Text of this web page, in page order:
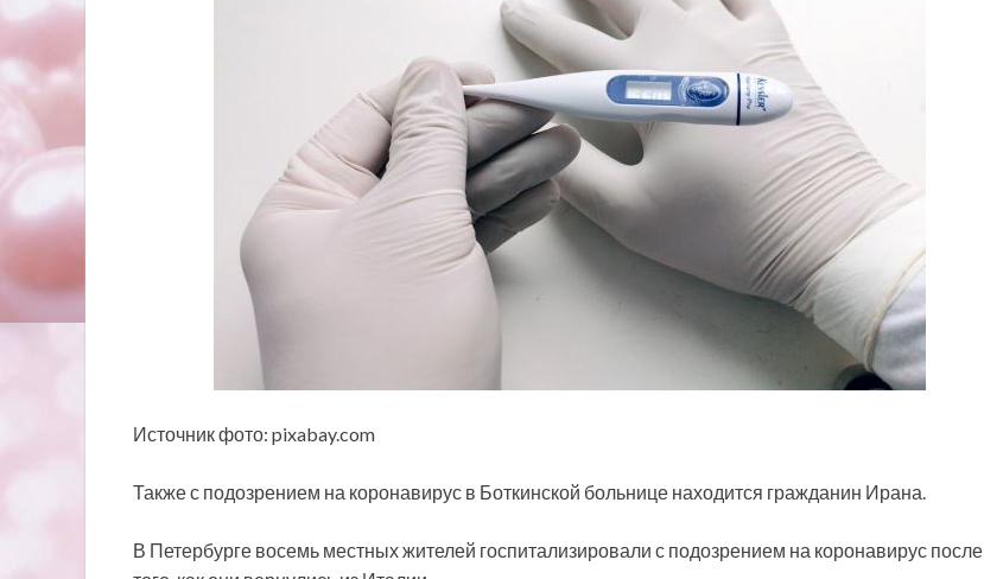
Источник фото: pixabay.com
Также с подозрением на коронавирус в Боткинской больнице находится гражданин Ирана.
В Петербурге восемь местных жителей госпитализировали с подозрением на коронавирус после